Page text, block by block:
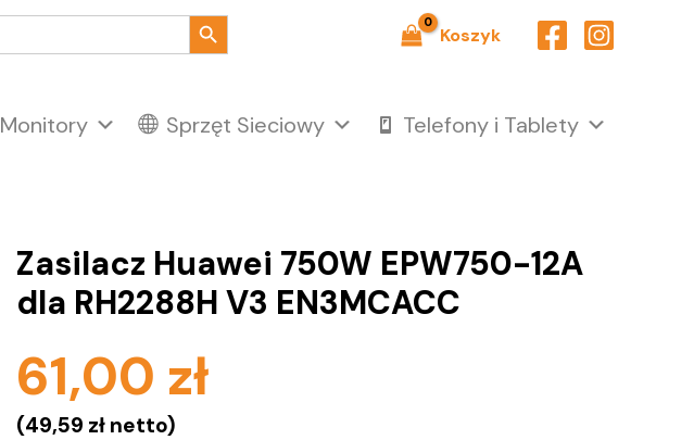
Search Button
Koszyk
Monitory Sprzęt Sieciowy Telefony i Tablety
Zasilacz Huawei 750W EPW750-12A
dla RH2288H V3 EN3MCACC
61,00 zł
(49,59 zł netto)